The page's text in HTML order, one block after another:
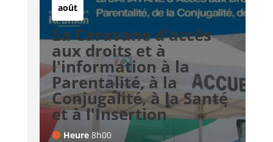
août
La Caravane d'accès
aux droits et à
l'information à la
Parentalité, à la
Conjugalité, à la Santé
et à l'Insertion
Heure 8h00